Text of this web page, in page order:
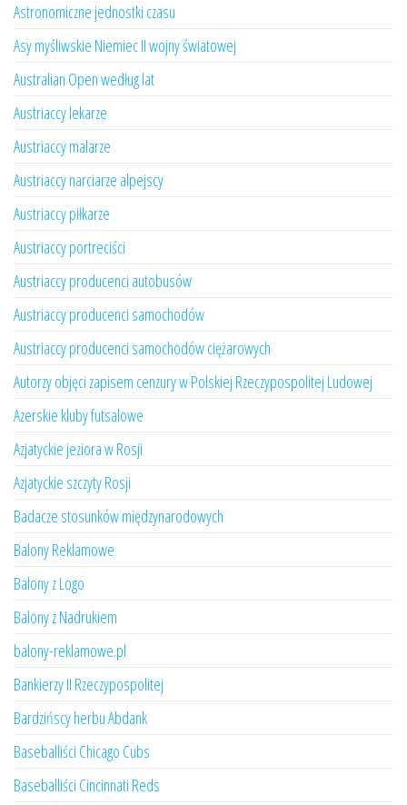
Astronomiczne jednostki czasu
Asy myśliwskie Niemiec II wojny światowej
Australian Open według lat
Austriaccy lekarze
Austriaccy malarze
Austriaccy narciarze alpejscy
Austriaccy piłkarze
Austriaccy portreciści
Austriaccy producenci autobusów
Austriaccy producenci samochodów
Austriaccy producenci samochodów ciężarowych
Autorzy objęci zapisem cenzury w Polskiej Rzeczypospolitej Ludowej
Azerskie kluby futsalowe
Azjatyckie jeziora w Rosji
Azjatyckie szczyty Rosji
Badacze stosunków międzynarodowych
Balony Reklamowe
Balony z Logo
Balony z Nadrukiem
balony-reklamowe.pl
Bankierzy II Rzeczypospolitej
Bardzińscy herbu Abdank
Baseballiści Chicago Cubs
Baseballiści Cincinnati Reds